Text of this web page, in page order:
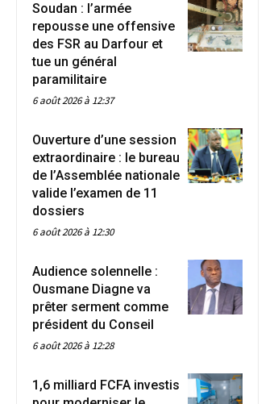
Soudan : l’armée
repousse une offensive
des FSR au Darfour et
tue un général
paramilitaire
6 août 2026 à 12:37
Ouverture d’une session
extraordinaire : le bureau
de l’Assemblée nationale
valide l’examen de 11
dossiers
6 août 2026 à 12:30
Audience solennelle :
Ousmane Diagne va
prêter serment comme
président du Conseil
6 août 2026 à 12:28
1,6 milliard FCFA investis